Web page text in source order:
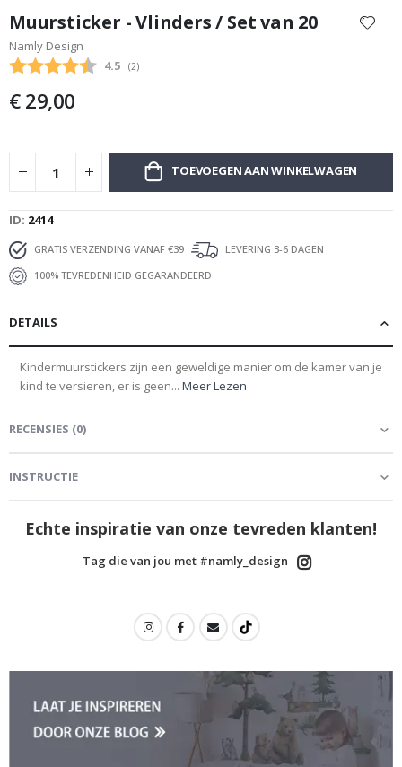
het
begin
van
afbeeldingen-
Muursticker - Vlinders / Set van 20
Namly Design
Gemiddelde beoordeling:
4.5 (aantal stemmen:
2)
€ 29,00
TOEVOEGEN AAN WINKELWAGEN
ID 2414
GRATIS VERZENDING VANAF €39
LEVERING 3-6 DAGEN
100% TEVREDENHEID GEGARANDEERD
DETAILS
Kindermuurstickers zijn een geweldige manier om de kamer van je
kind te versieren, er is geen... Meer Lezen
RECENSIES (0)
INSTRUCTIE
Echte inspiratie van onze tevreden klanten!
Tag die van jou met #namly_design